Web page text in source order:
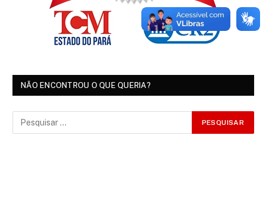
NÃO ENCONTROU O QUE QUERIA?